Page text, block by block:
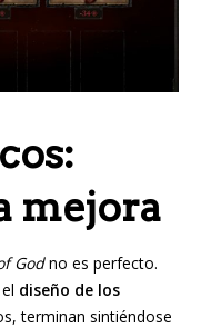
mejora
Godno es perfecto.
diseño de los
terminan sintiéndose